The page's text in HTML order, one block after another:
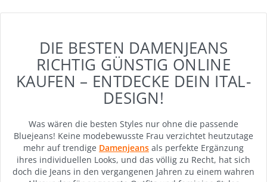
DIE BESTEN DAMENJEANS
RICHTIG GÜNSTIG ONLINE
KAUFEN – ENTDECKE DEIN ITAL-
DESIGN!
Was wären die besten Styles nur ohne die passende
Bluejeans! Keine modebewusste Frau verzichtet heutzutage
mehr auf trendige Damenjeans als perfekte Ergänzung
ihres individuellen Looks, und das völlig zu Recht, hat sich
doch die Jeans in den vergangenen Jahren zu einem wahren